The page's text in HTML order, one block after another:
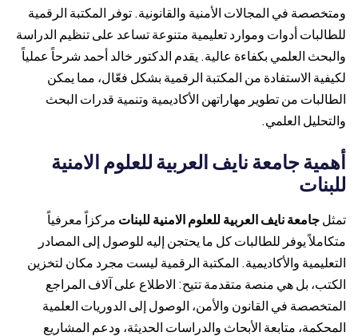
ومتخصصة في المجالات الأمنية والقانونية. توفر المكتبة الرقمية
للطالبات أدوات وموارد تعليمية متنوعة تساعد على تنظيم الدراسة
والبحث العلمي بكفاءة عالية. يقدم الدكتور خالد أحمد شرحاً عملياً
لكيفية الاستفادة من المكتبة الرقمية بشكل فعّال، مما يمكن
الطالبات من تطوير مهاراتهن الأكاديمية وتنمية قدرات البحث
والتحليل العلمي.
أهمية جامعة نايف العربية للعلوم الامنية
للبنات
تمثلجامعة نايف العربية للعلوم الامنية للبناتمركزاً معرفياً
متكاملاً يوفر للطالبات كل ما يحتجن إليه للوصول إلى المصادر
التعليمية والأكاديمية. المكتبة الرقمية ليست مجرد مكان لتخزين
الكتب، بل هي منصة متقدمة تتيح: الاطلاع على آلاف المراجع
المتخصصة في القانون والأمن، الوصول إلى الدوريات العلمية
المحكمة، متابعة الأبحاث والدراسات الحديثة، ودعم المشاريع